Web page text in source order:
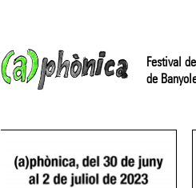
Festival
de